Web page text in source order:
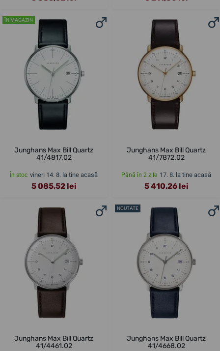
ÎN MAGAZIN
Junghans Max Bill Quartz
41/4817.02
În stoc vineri 14. 8. la tine acasă
5 085,52 lei
Junghans Max Bill Quartz
41/7872.02
Până în 2 zile 17. 8. la tine acasă
5 410,26 lei
Junghans Max Bill Quartz
41/4461.02
NOUTATE
Junghans Max Bill Quartz
41/4668.02